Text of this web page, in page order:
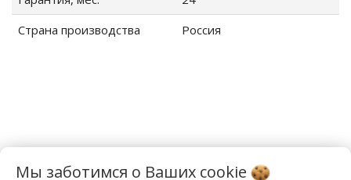
Страна производства
Россия
Сопутствующие товары
Мы заботимся о Ваших cookie